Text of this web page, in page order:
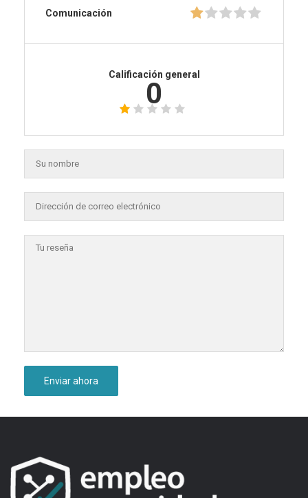
Comunicación
Calificación general
0